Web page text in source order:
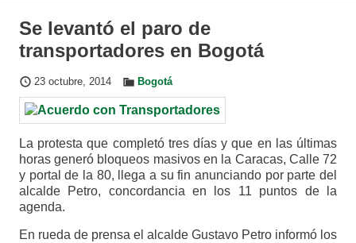
Se levantó el paro de
transportadores en Bogotá
23 octubre, 2014 Bogotá
La protesta que completó tres días y que en las últimas
horas generó bloqueos masivos en la Caracas, Calle 72
y portal de la 80, llega a su fin anunciando por parte del
alcalde Petro, concordancia en los 11 puntos de la
agenda.
En rueda de prensa el alcalde Gustavo Petro informó los